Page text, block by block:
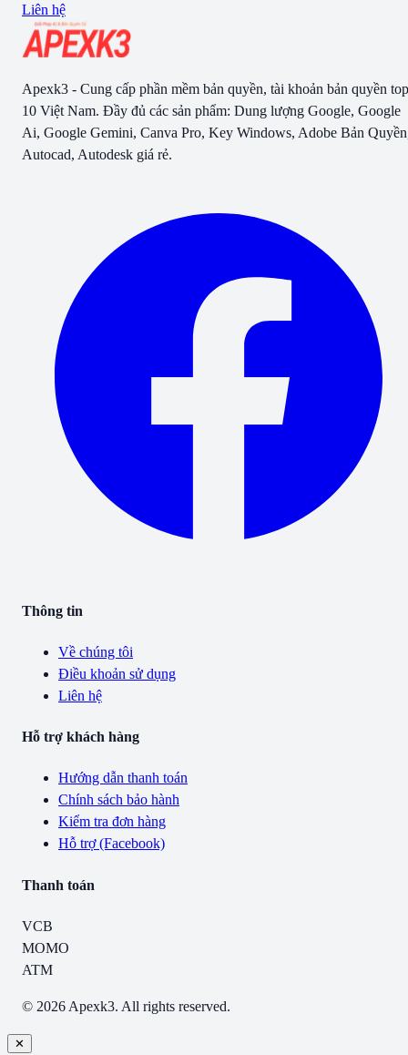
Liên hệ
Apexk3 - Cung cấp phần mềm bản quyền, tài khoản bản quyền top
10 Việt Nam. Đầy đủ các sản phẩm: Dung lượng Google, Google
Ai, Google Gemini, Canva Pro, Key Windows, Adobe Bản
Autocad, Autodesk giá rẻ.
Thông tin
Về chúng tôi
Điều khoản sử dụng
Liên hệ
Hỗ trợ khách hàng
Hướng dẫn thanh toán
Chính sách bảo hành
Kiểm tra đơn hàng
Hỗ trợ (Facebook)
Thanh toán
VCB
MOMO
ATM
© 2026 Apexk3. All rights reserved.
✕